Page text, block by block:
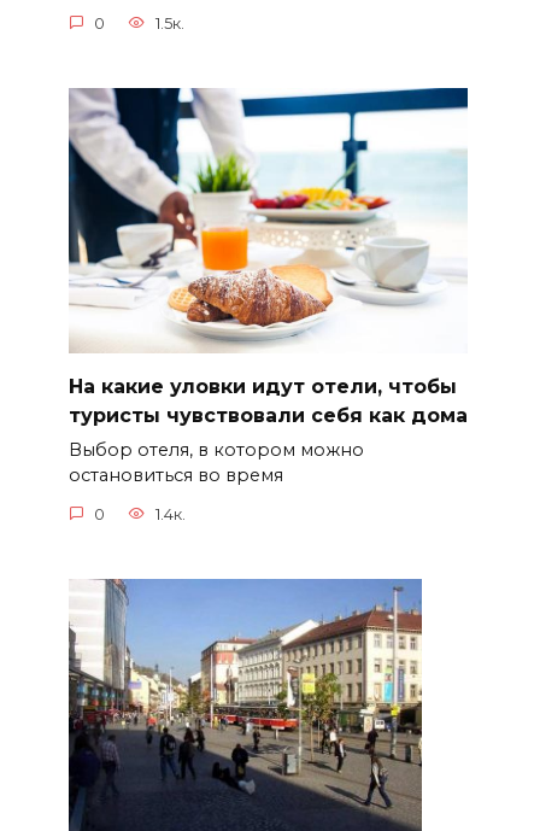
0 1.5к.
На какие уловки идут отели, чтобы
туристы чувствовали себя как дома
Выбор отеля, в котором можно
остановиться во время
0 1.4к.